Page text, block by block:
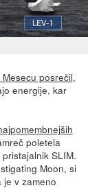
Mesecu posrečil,
energije, kar
poletela
SLIM.
Moon, si
v zameno